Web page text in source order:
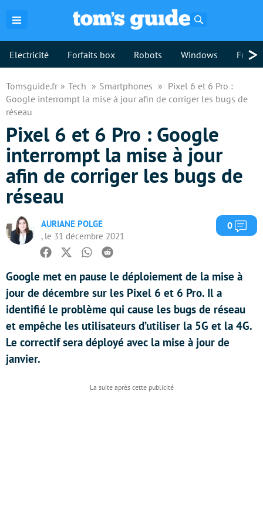
Electricité Forfaits box Robots Windows >
Tomsguide.fr Tech Smartphones
Pixel 6 et 6 Pro :
Google interrompt la mise à jour afin de corriger les bugs de
réseau
Pixel 6 et 6 Pro : Google
interrompt la mise à jour
afin de corriger les bugs de
réseau
AURIANE POLGE
, le 31 décembre 2021
0
Facebook
TwitterWhatsapp
Reddit
Google met en pause le déploiement de la mise à
jour de décembre sur les Pixel 6 et 6 Pro. Il a
identifié le problème qui cause les bugs de réseau
et empêche les utilisateurs d’utiliser la 5G et la 4G.
Le correctif sera déployé avec la mise à jour de
janvier.